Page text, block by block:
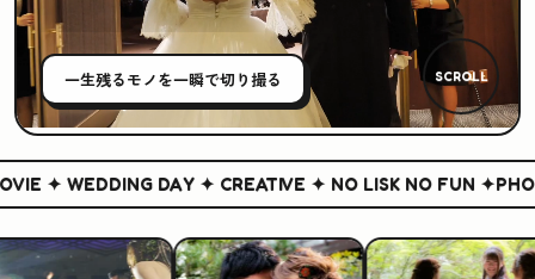
一生残るモノを一瞬で切り撮る SCROLL
✦ WEDDING DAY ✦ CREATIVE ✦ NO LISK NO FUN ✦